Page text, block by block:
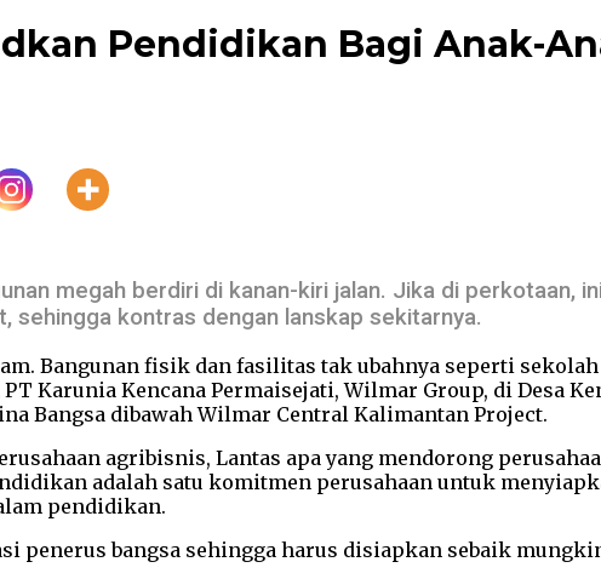
Pendidikan Bagi Anak-
megah berdiri di kanan-kiri jalan. Jika di perkotaan,
sehingga kontras dengan lanskap sekitarnya.
Bangunan fisik dan fasilitas tak ubahnya seperti
Karunia Kencana Permaisejati, Wilmar Group, di Desa
Bangsa dibawah Wilmar Central Kalimantan Project.
agribisnis, Lantas apa yang mendorong
adalah satu komitmen perusahaan untuk
pendidikan.
penerus bangsa sehingga harus disiapkan sebaik